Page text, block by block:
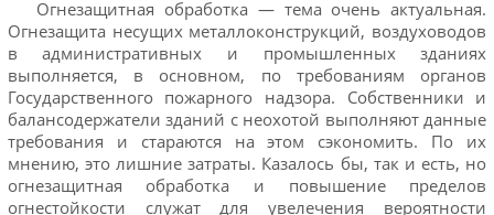
Огнезащитная обработка — тема очень актуальная.
Огнезащита несущих металлоконструкций, воздуховодов
в административных и промышленных зданиях
выполняется, в основном, по требованиям органов
Государственного пожарного надзора. Собственники и
балансодержатели зданий с неохотой выполняют данные
требования и стараются на этом сэкономить. По их
мнению, это лишние затраты. Казалось бы, так и есть, но
огнезащитная обработка и повышение пределов
огнестойкости служат для увелечения вероятности